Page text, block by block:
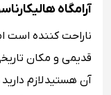
آرامگاه
‏ناراحت کننده است
قدیمی و مکان
آن هستید لازم